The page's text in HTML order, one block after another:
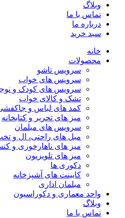
وبلاگ
تماس با ما
درباره ما
سبد خرید
خانه
محصولات
سرویس تاشو
سرویس های خواب
سرویس های کودک و
تشک و کالای خواب
کمد های لباس و
میز های تحریر و کتابخانه
سرویس های مبلمان
مبل های راحتی، ال و
میز های ناهارخوری و
میز های تلویزیون
دکوری ها
کابینت های آشپزخانه
مبلمان اداری
واحد معماری و دکوراسیون
وبلاگ
تماس با ما